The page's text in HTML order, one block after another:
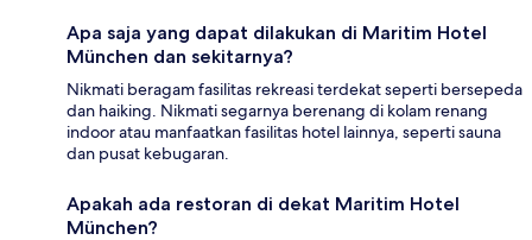
Apa saja yang dapat dilakukan di Maritim Hotel
München dan sekitarnya?
Nikmati beragam fasilitas rekreasi terdekat seperti bersepeda
dan haiking. Nikmati segarnya berenang di kolam renang
indoor atau manfaatkan fasilitas hotel lainnya, seperti sauna
dan pusat kebugaran.
Apakah ada restoran di dekat Maritim Hotel
München?